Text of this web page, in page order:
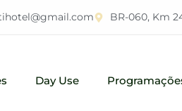
BR-060, Km
Day Use